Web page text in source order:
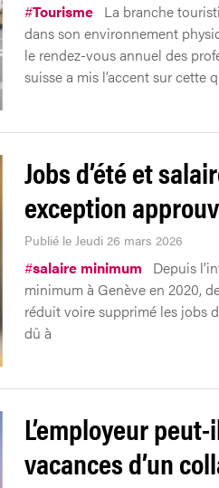
#Tourisme La branche
dans son environnement
le rendez-vous annuel des
suisse a mis l’accent sur cette
Jobs d’été et
exception
Publié le Jeudi 26 mars 2026
#salaire minimum
Depuis
minimum à Genève en 2020,
réduit voire supprimé les jobs
dû à
L’employeur
vacances d’un